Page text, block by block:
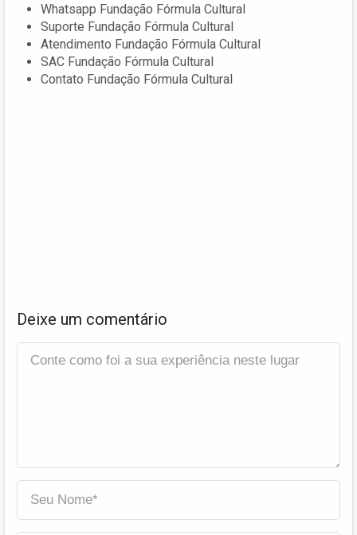
Whatsapp Fundação Fórmula Cultural
Suporte Fundação Fórmula Cultural
Atendimento Fundação Fórmula Cultural
SAC Fundação Fórmula Cultural
Contato Fundação Fórmula Cultural
Deixe um comentário